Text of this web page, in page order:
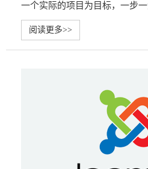
一个实际的项目为目标，一步
阅读更多>>